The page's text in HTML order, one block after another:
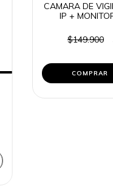
CAMARA DE
IP +
$149.900